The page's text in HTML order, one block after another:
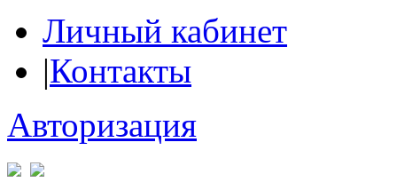
Личный кабинет
|Контакты
Авторизация